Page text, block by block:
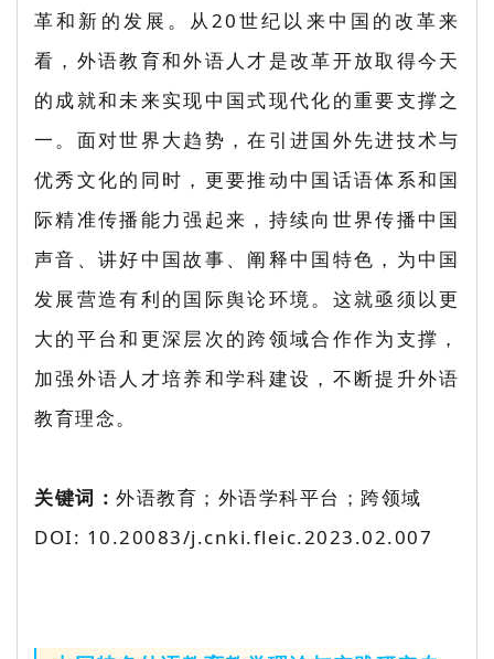
革和新的发展。从20世纪以来中国的改革来
看，外语教育和外语人才是改革开放取得今天
的成就和未来实现中国式现代化的重要支撑之
一。面对世界大趋势，在引进国外先进技术与
优秀文化的同时，更要推动中国话语体系和国
际精准传播能力强起来，持续向世界传播中国
声音、讲好中国故事、阐释中国特色，为中国
发展营造有利的国际舆论环境。这就亟须以更
大的平台和更深层次的跨领域合作作为支撑，
加强外语人才培养和学科建设，不断提升外语
教育理念。
关键词： 外语教育；外语学科平台；跨领域
DOI: 10.20083/j.cnki.fleic.2023.02.007